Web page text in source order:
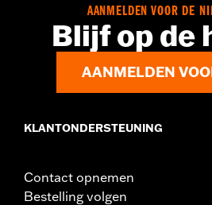
montagehandleiding
AANMELDEN VOOR DE
Blijf op de
AANMELDEN
KLANTONDERSTEUNING
Contact opnemen
Bestelling volgen